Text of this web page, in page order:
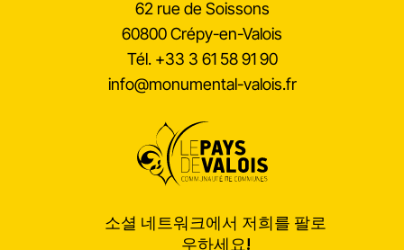
62 rue de Soissons
60800 Crépy-en-Valois
Tél. +33 3 61 58 91 90
info@monumental-valois.fr
소셜 네트워크에서 저희를 팔로
우하세요!